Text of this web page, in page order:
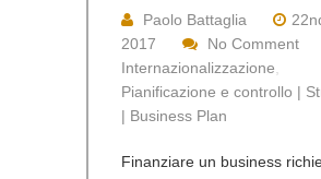
Paolo Battaglia
2017
No Comment
Internazionalizzazione,
Pianificazione e controllo |
| Business Plan
Finanziare un business